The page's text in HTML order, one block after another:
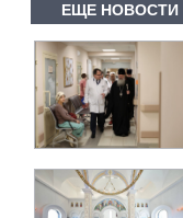
ЕЩЕ НОВОСТИ